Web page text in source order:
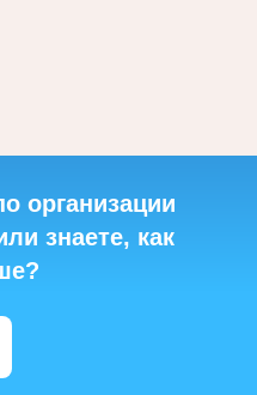
организации
знаете, как